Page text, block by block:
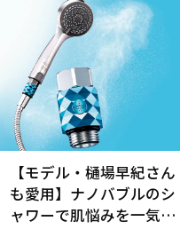
【モデル・樋場早紀さん
も愛用】ナノバブルのシ
ャワーで肌悩みを一気に